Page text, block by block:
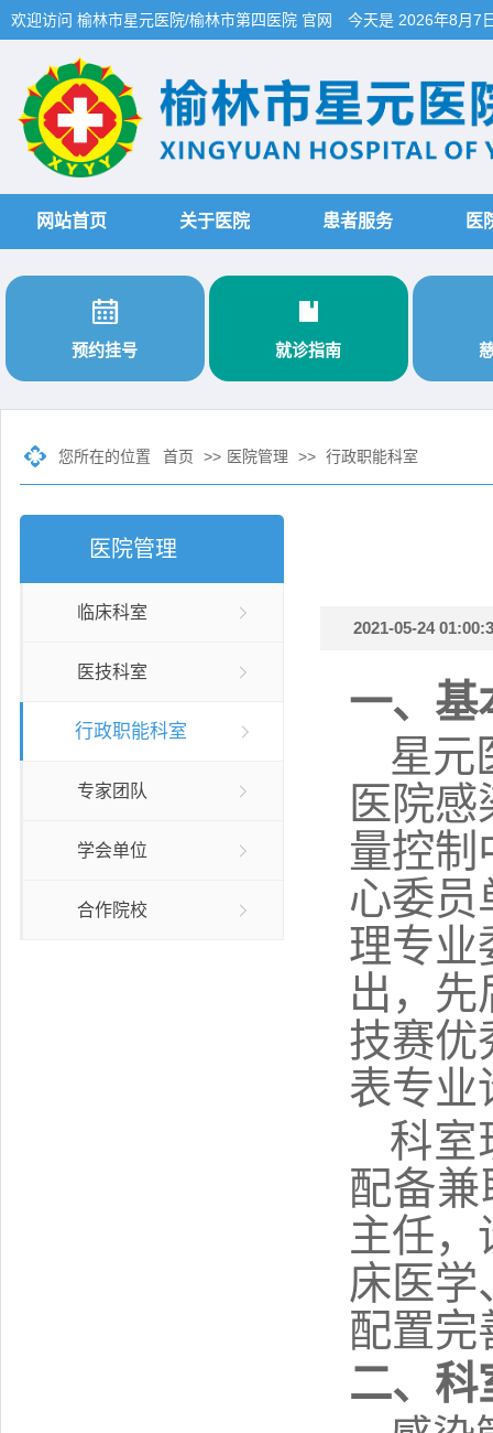
欢迎访问 榆林市星元医院/榆林市第四医院 官网 今天是 2026年8月7
网站首页 关于医院 患者服务 医

预约挂号

就诊指南
您所在的位置 首页 >> 医院管理 >> 行政职能科室
医院管理
临床科室
医技科室
行政职能科室
专家团队
学会单位
合作院校
2021-05-24
一、基
星元
医院
量控制
心委员
理专业
出，
技赛优
表专业
科室
配备
主任，
床医学
配置完
二、科